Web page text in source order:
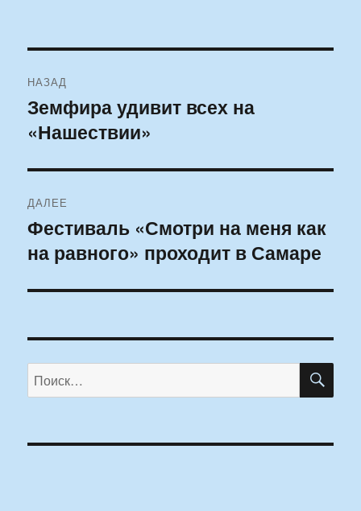
по
записям
НАЗАД
Предыдущая
запись:
Земфира удивит всех на
«Нашествии»
ДАЛЕЕ
Следующая
запись:
Фестиваль «Смотри на меня как
на равного» проходит в Самаре
Искать: